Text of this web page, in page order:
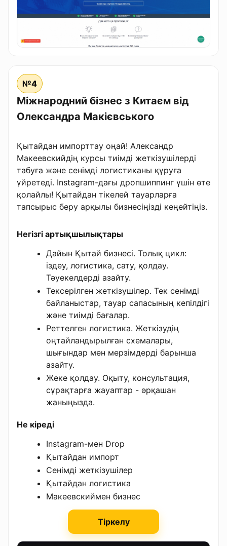
№4
Міжнародний бізнес з Китаєм від
Олександра Макієвського
Қытайдан импорттау оңай! Александр
Макеевскийдің курсы тиімді жеткізушілерді
табуға және сенімді логистиканы құруға
үйретеді. Instagram-дағы дропшиппинг үшін өте
қолайлы! Қытайдан тікелей тауарларға
тапсырыс беру арқылы бизнесіңізді кеңейтіңіз.
Негізгі артықшылықтары
Дайын Қытай бизнесі. Толық цикл:
іздеу, логистика, сату, қолдау.
Тәуекелдерді азайту.
Тексерілген жеткізушілер. Тек сенімді
байланыстар, тауар сапасының кепілдігі
және тиімді бағалар.
Реттелген логистика. Жеткізудің
оңтайландырылған схемалары,
шығындар мен мерзімдерді барынша
азайту.
Жеке қолдау. Оқыту, консультация,
сұрақтарға жауаптар - әрқашан
жаныңызда.
Не кіреді
Instagram-мен Drop
Қытайдан импорт
Сенімді жеткізушілер
Қытайдан логистика
Макеевскиймен бизнес
Тіркелу